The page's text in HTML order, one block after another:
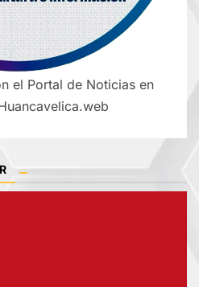
el Portal de Noticias en